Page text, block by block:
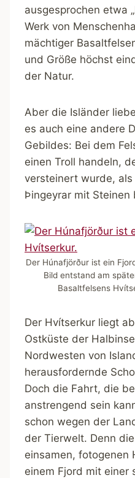
ausgesprochen etwa
Werk von
mächtiger
und Größe höchst
der Natur.
Aber die Isländer
es auch eine andere
Gebildes: Bei dem
einen Troll handeln,
versteinert wurde,
Þingeyrar mit Steinen
Der Húnafjörður ist ein
Bild entstand am
Basaltfelsens
Der Hvítserkur liegt
Ostküste der
Nordwesten von
herausfordernde
Doch die Fahrt, die
anstrengend sein
schon wegen der
der Tierwelt. Denn
einsamen, fotogenen
einem Fjord mit einer